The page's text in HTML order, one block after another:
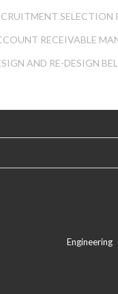
SELECTION
RECEIVABLE
AND RE-DESIGN
Engineering